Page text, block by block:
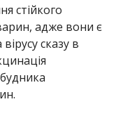
стійкого
адже вони є
сказу в